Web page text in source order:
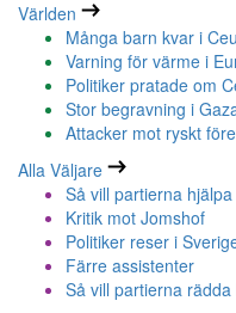
Världen
Många barn kvar i
Varning för värme i
Politiker pratade om
Stor begravning i
Attacker mot ryskt
Alla Väljare
Så vill partierna
Kritik mot Jomshof
Politiker reser i
Färre assistenter
Så vill partierna